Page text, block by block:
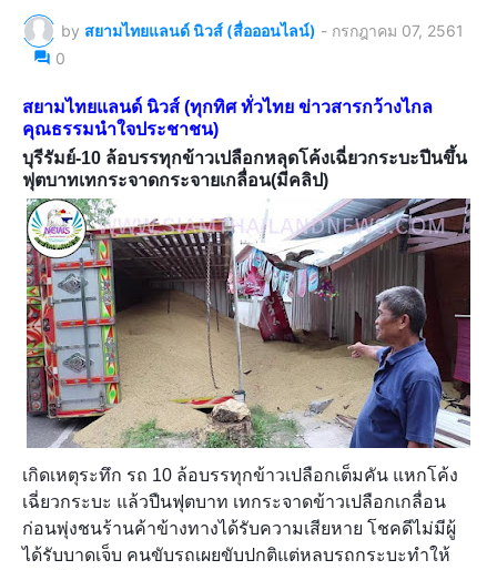
by สยามไทยแลนด์ นิวส์ (สื่อออนไลน์) - กรกฎาคม 07, 2561
0
สยามไทยแลนด์ นิวส์ (ทุกทิศ ทั่วไทย ข่าวสารกว้างไกล
คุณธรรมนำใจประชาชน)
บุรีรัมย์-10 ล้อบรรทุกข้าวเปลือกหลุดโค้งเฉี่ยวกระบะปีนขึ้น
ฟุตบาทเทกระจาดกระจายเกลื่อน(มีคลิป)
เกิดเหตุระทึก รถ 10 ล้อบรรทุกข้าวเปลือกเต็มคัน แหกโค้ง
เฉี่ยวกระบะ แล้วปืนฟุตบาท เทกระจาดข้าวเปลือกเกลื่อน
ก่อนพุ่งชนร้านค้าข้างทางได้รับความเสียหาย โชคดีไม่มีผู้
ได้รับบาดเจ็บ คนขับรถเผยขับปกติแต่หลบรถกระบะทำให้